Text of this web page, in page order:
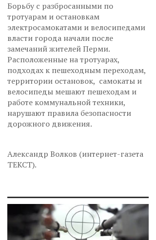
Борьбу с разбросанными по
тротуарам и остановкам
электросамокатами и велосипедами
власти города начали после
замечаний жителей Перми.
Расположенные на тротуарах,
подходах к пешеходным переходам,
территории остановок, самокаты и
велосипеды мешают пешеходам и
работе коммунальной техники,
нарушают правила безопасности
дорожного движения.
Александр Волков (интернет-газета
ТЕКСТ).